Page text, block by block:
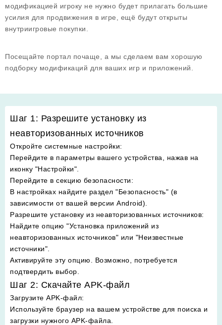
модификацией игроку не нужно будет прилагать большие
усилия для продвижения в игре, ещё будут открыты
внутриигровые покупки.
Посещайте портал почаще, а мы сделаем вам хорошую
подборку модификаций для ваших игр и приложений.
Шаг 1: Разрешите установку из
неавторизованных источников
Откройте системные настройки:
Перейдите в параметры вашего устройства, нажав на
иконку "Настройки".
Перейдите в секцию безопасности:
В настройках найдите раздел "Безопасность" (в
зависимости от вашей версии Android).
Разрешите установку из неавторизованных источников:
Найдите опцию "Установка приложений из
неавторизованных источников" или "Неизвестные
источники".
Активируйте эту опцию. Возможно, потребуется
подтвердить выбор.
Шаг 2: Скачайте APK-файл
Загрузите APK-файл:
Используйте браузер на вашем устройстве для поиска и
загрузки нужного APK-файла.